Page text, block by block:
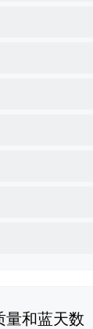
量和蓝天数